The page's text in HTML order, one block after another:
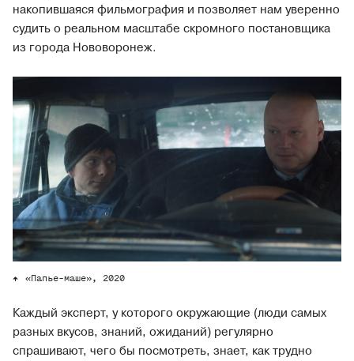
накопившаяся фильмография и позволяет нам уверенно
судить о реальном масштабе скромного постановщика
из города Нововоронеж.
«Папье-маше», 2020
Каждый эксперт, у которого окружающие (люди самых
разных вкусов, знаний, ожиданий) регулярно
спрашивают, чего бы посмотреть, знает, как трудно